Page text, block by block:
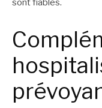
sont fiables.